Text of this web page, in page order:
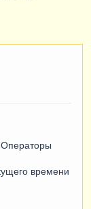
времени